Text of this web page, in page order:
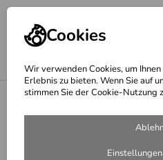
Cookies
Wir verwenden Cookies, um
Erlebnis zu bieten. Wenn Sie auf
stimmen Sie der Cookie-Nutzung
Hepco & Becker Topcase